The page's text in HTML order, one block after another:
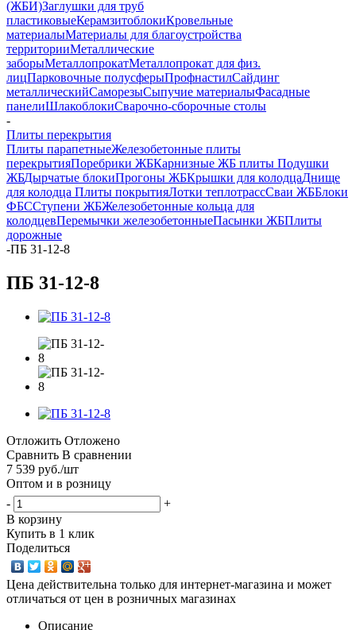
(ЖБИ)Заглушки для труб
пластиковыеКерамзитоблокиКровельные
материалыМатериалы для благоустройства
территорииМеталлические
заборыМеталлопрокатМеталлопрокат для физ.
лицПарковочные полусферыПрофнастилСайдинг
металлическийСаморезыСыпучие материалыФасадные
панелиШлакоблокиСварочно-сборочные столы
-
Плиты перекрытия
Плиты парапетныеЖелезобетонные плиты
перекрытияПоребрики ЖБКарнизные ЖБ плиты Подушки
ЖБДырчатые блокиПрогоны ЖБКрышки для колодцаДнище
для колодца Плиты покрытияЛотки теплотрассСваи ЖББлоки
ФБССтупени ЖБЖелезобетонные кольца для
колодцевПеремычки железобетонныеПасынки ЖБПлиты
дорожные
-ПБ 31-12-8
ПБ 31-12-8
Отложить Отложено
Сравнить В сравнении
7 539 руб./шт
Оптом и в розницу
-
+
В корзину
Купить в 1 клик
Поделиться
Цена действительна только для интернет-магазина и может
отличаться от цен в розничных магазинах
Описание